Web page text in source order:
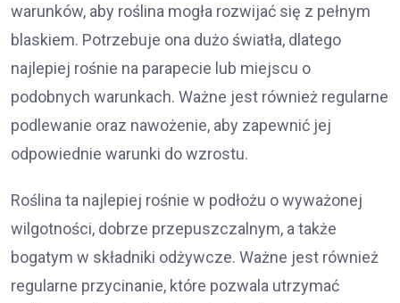
warunków, aby roślina mogła rozwijać się z pełnym
blaskiem. Potrzebuje ona dużo światła, dlatego
najlepiej rośnie na parapecie lub miejscu o
podobnych warunkach. Ważne jest również regularne
podlewanie oraz nawożenie, aby zapewnić jej
odpowiednie warunki do wzrostu.
Roślina ta najlepiej rośnie w podłożu o wyważonej
wilgotności, dobrze przepuszczalnym, a także
bogatym w składniki odżywcze. Ważne jest również
regularne przycinanie, które pozwala utrzymać